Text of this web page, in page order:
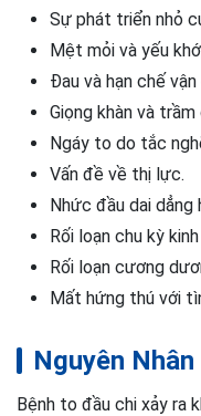
Sự phát triển nhỏ
Mệt mỏi và yếu
Đau và hạn chế
Giọng khàn và
Ngáy to do tắc
Vấn đề về thị lực.
Nhức đầu dai dẳng
Rối loạn chu kỳ
Rối loạn cương
Mất hứng thú với
Nguyên Nhân
Bệnh to đầu chi xảy ra